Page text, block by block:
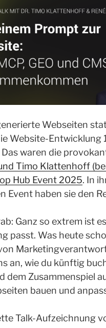
Webseiten
Website-Entwicklung
waren die
Timo Klattenhoff
Hub Event 2025. In
Event haben sie den
Ganz so extrem ist
passt. Was heute
an, wie du künftig
dem Zusammenspiel
bauen und
Talk-Aufzeichnung